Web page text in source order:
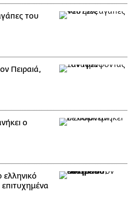
του
Πειραιά,
ο
ελληνικό
επιτυχημένα